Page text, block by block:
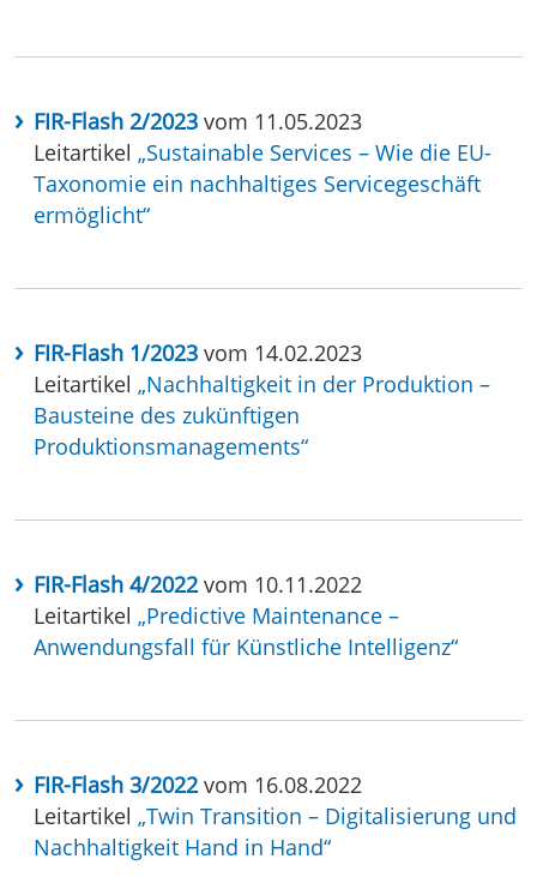
FIR-Flash 2/2023 vom 11.05.2023
Leitartikel „Sustainable Services – Wie die EU-
Taxonomie ein nachhaltiges Servicegeschäft
ermöglicht“
FIR-Flash 1/2023 vom 14.02.2023
Leitartikel „Nachhaltigkeit in der Produktion –
Bausteine des zukünftigen
Produktionsmanagements“
FIR-Flash 4/2022 vom 10.11.2022
Leitartikel „Predictive Maintenance –
Anwendungsfall für Künstliche Intelligenz“
FIR-Flash 3/2022 vom 16.08.2022
Leitartikel „Twin Transition – Digitalisierung und
Nachhaltigkeit Hand in Hand“